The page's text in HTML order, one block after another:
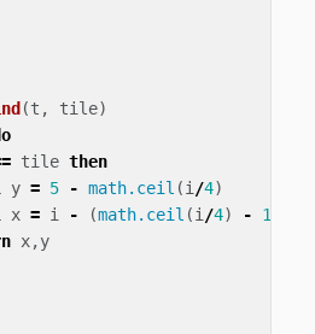
(t , tile)
tile then
y = 5 - math.ceil (i/4)
x = i - (math.ceil (i/4) - 1
x,y